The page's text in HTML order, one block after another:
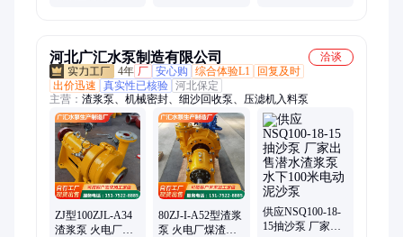
河北广汇水泵制造有限公司
洽谈
4年 厂 安心购 综合体验L1
回复及时
出价迅速
真实性已核验 河北保定
主营： 渣浆泵、机械密封、细沙回收泵、压滤机入料泵
ZJ型100ZJL-A34
渣浆泵 火电厂煤
80ZJ-I-A52型渣浆
泵 火电厂煤渣泵
供应NSQ100-18-
15抽沙泵 厂家出